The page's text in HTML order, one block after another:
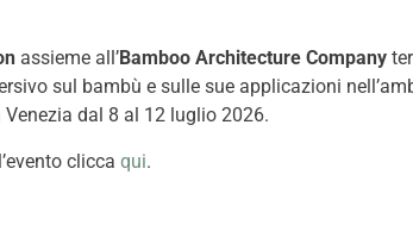
assieme all’Bamboo Architecture Company
sul bambù e sulle sue applicazioni
Venezia dal 8 al 12 luglio 2026.
clicca qui.